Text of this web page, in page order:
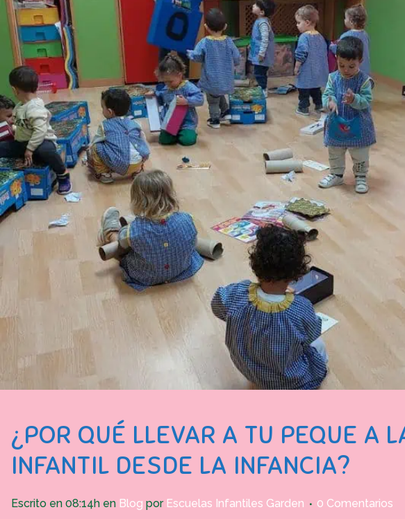
¿POR QUÉ LLEVAR A TU PEQUE A
INFANTIL DESDE LA INFANCIA?
Escrito en 08:14h en Blog por Escuelas Infantiles Garden 0 Comentarios